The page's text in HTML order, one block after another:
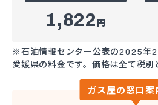
1,822 円
※石油情報センター公表の2025年2
愛媛県の料金です。価格は全て税別
ガス屋の窓口案